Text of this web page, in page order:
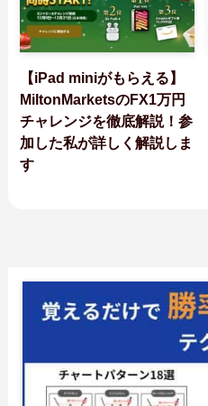
【iPad miniがもらえる】
MiltonMarketsのFX1万円
チャレンジを徹底解説！参
加した私が詳しく解説しま
す